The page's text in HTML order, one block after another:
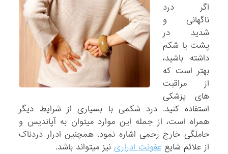
اگر درد
ناگهانی و
شدید در
پشت یا شکم
داشته باشید،
بهتر است که
از مراقبت
های پزشکی
استفاده کنید. درد شکمی با بسیاری از شرایط دیگر
همراه است، از جمله این موارد میتوان به آپاندیس و
حاملگی خارج رحمی اشاره نمود. همچنین ادرار دردناک
از علائم شایععفونت ادراری نیز میتواند باشد.